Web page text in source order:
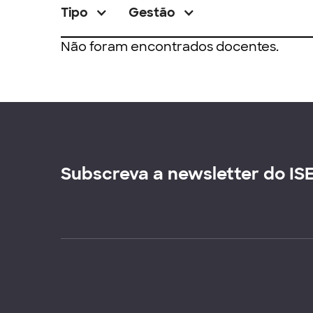
Tipo Gestão
Não foram encontrados docentes.
Subscreva a newsletter do